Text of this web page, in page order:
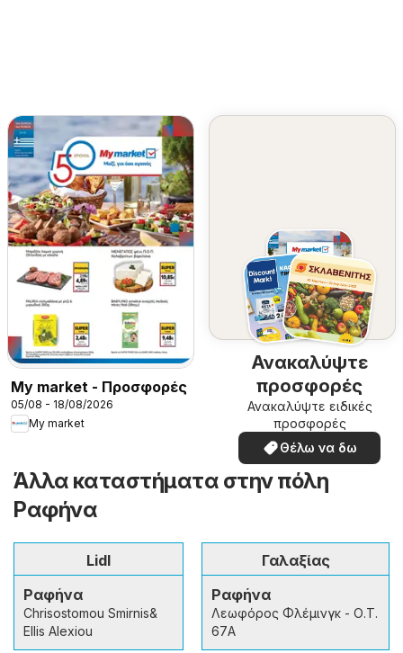
My market - Προσφορές
05/08 - 18/08/2026
My market
Ανακαλύψτε
προσφορές
Ανακαλύψτε ειδικές
προσφορές
Θέλω να δω
Άλλα καταστήματα στην πόλη
Ραφήνα
Lidl
Ραφήνα
Chrisostomou Smirnis&
Ellis Alexiou
Γαλαξίας
Ραφήνα
Λεωφόρος Φλέμινγκ - Ο.Τ.
67Α